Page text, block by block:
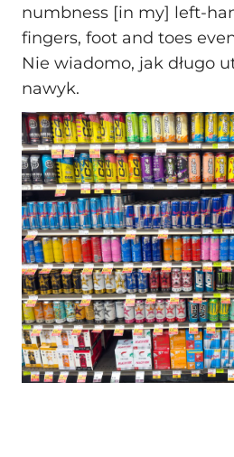
numbness [in my] left-
fingers, foot and toes
Nie wiadomo, jak długo
nawyk.